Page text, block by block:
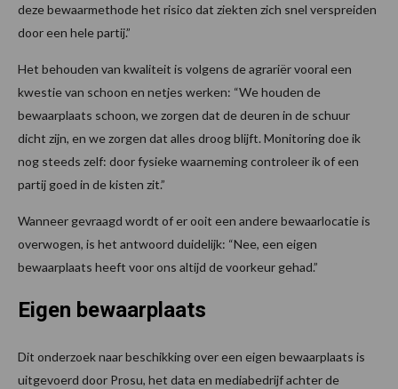
deze bewaarmethode het risico dat ziekten zich snel verspreiden
door een hele partij.”
Het behouden van kwaliteit is volgens de agrariër vooral een
kwestie van schoon en netjes werken: “We houden de
bewaarplaats schoon, we zorgen dat de deuren in de schuur
dicht zijn, en we zorgen dat alles droog blijft. Monitoring doe ik
nog steeds zelf: door fysieke waarneming controleer ik of een
partij goed in de kisten zit.”
Wanneer gevraagd wordt of er ooit een andere bewaarlocatie is
overwogen, is het antwoord duidelijk: “Nee, een eigen
bewaarplaats heeft voor ons altijd de voorkeur gehad.”
Eigen bewaarplaats
Dit onderzoek naar beschikking over een eigen bewaarplaats is
uitgevoerd door Prosu, het data en mediabedrijf achter de